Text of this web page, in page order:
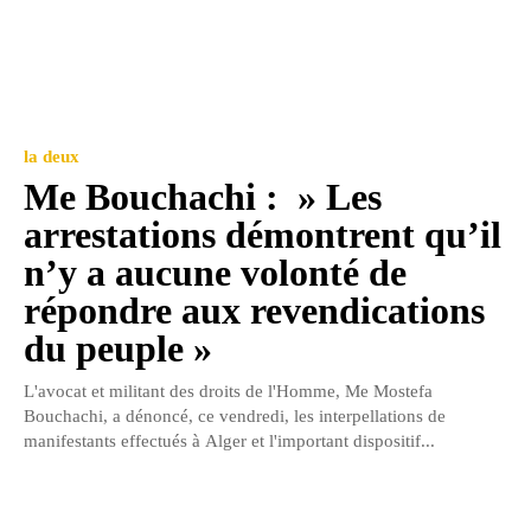
la deux
Me Bouchachi : » Les
arrestations démontrent qu’il
n’y a aucune volonté de
répondre aux revendications
du peuple »
L'avocat et militant des droits de l'Homme, Me Mostefa
Bouchachi, a dénoncé, ce vendredi, les interpellations de
manifestants effectués à Alger et l'important dispositif...